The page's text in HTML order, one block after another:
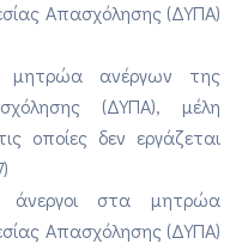
Απασχόλησης (ΔΥΠΑ)
μητρώα ανέργων της
(ΔΥΠΑ), μέλη
οποίες δεν εργάζεται
άνε​​ργοι στα μητρώα
Απασχόλησης (ΔΥΠΑ)